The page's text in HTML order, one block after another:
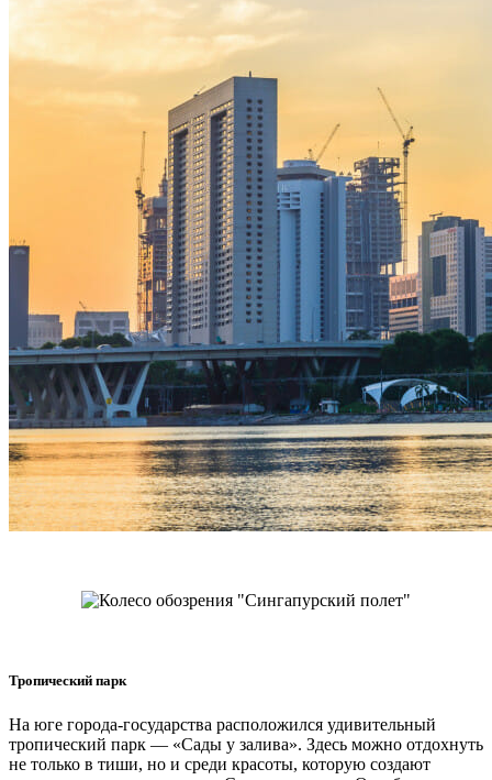
Тропический парк
На юге города-государства расположился удивительный
тропический парк — «Сады у залива». Здесь можно отдохнуть
не только в тиши, но и среди красоты, которую создают